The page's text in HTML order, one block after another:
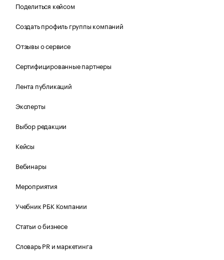
Поделиться кейсом
Создать профиль группы компаний
Отзывы о сервисе
Сертифицированные партнеры
Лента публикаций
Эксперты
Выбор редакции
Кейсы
Вебинары
Мероприятия
Учебник РБК Компании
Статьи о бизнесе
Словарь PR и маркетинга